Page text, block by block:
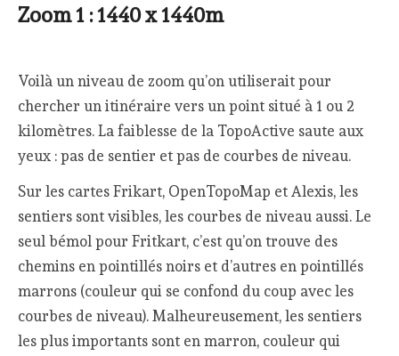
Zoom 1 : 1440 x 1440m
Voilà un niveau de zoom qu’on utiliserait pour
chercher un itinéraire vers un point situé à 1 ou 2
kilomètres. La faiblesse de la TopoActive saute aux
yeux : pas de sentier et pas de courbes de niveau.
Sur les cartes Frikart, OpenTopoMap et Alexis, les
sentiers sont visibles, les courbes de niveau aussi. Le
seul bémol pour Fritkart, c’est qu’on trouve des
chemins en pointillés noirs et d’autres en pointillés
marrons (couleur qui se confond du coup avec les
courbes de niveau). Malheureusement, les sentiers
les plus importants sont en marron, couleur qui